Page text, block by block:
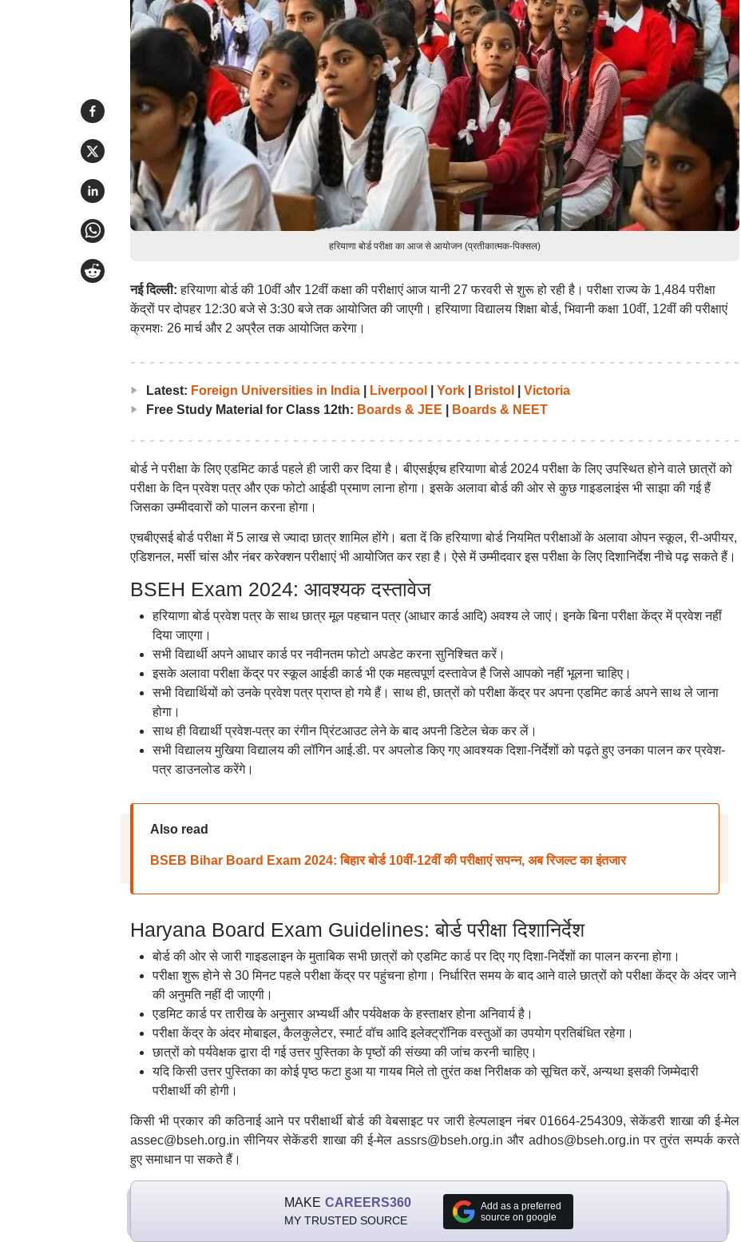
हरियाणा बोर्ड परीक्षा का आज से आयोजन (प्रतीकात्मक-पिक्सल)
नई दिल्ली:हरियाणा बोर्ड की 10वीं और 12वीं कक्षा की परीक्षाएं आज यानी 27 फरवरी से शुरू हो रही है। परीक्षा राज्य के 1,484 परीक्षा
केंद्रों पर दोपहर 12:30 बजे से 3:30 बजे तक आयोजित की जाएगी। हरियाणा विद्यालय शिक्षा बोर्ड, भिवानी कक्षा 10वीं, 12वीं की परीक्षाएं
क्रमशः 26 मार्च और 2 अप्रैल तक आयोजित करेगा।
Latest: Foreign Universities in India Liverpool York Bristol
Victoria
Free Study Material for Class 12th: Boards & JEE Boards & NEET
बोर्ड ने परीक्षा के लिए एडमिट कार्ड पहले ही जारी कर दिया है। बीएसईएच हरियाणा बोर्ड 2024 परीक्षा के लिए उपस्थित होने वाले छात्रों को
परीक्षा के दिन प्रवेश पत्र और एक फोटो आईडी प्रमाण लाना होगा। इसके अलावा बोर्ड की ओर से कुछ गाइडलाइंस भी साझा की गई हैं
जिसका उम्मीदवारों को पालन करना होगा।
एचबीएसई बोर्ड परीक्षा में 5 लाख से ज्यादा छात्र शामिल होंगे। बता दें कि हरियाणा बोर्ड नियमित परीक्षाओं के अलावा ओपन स्कूल, री-अपीयर,
एडिशनल, मर्सी चांस और नंबर करेक्शन परीक्षाएं भी आयोजित कर रहा है। ऐसे में उम्मीदवार इस परीक्षा के लिए दिशानिर्देश नीचे पढ़ सकते हैं।
BSEH Exam 2024: आवश्यक दस्तावेज
हरियाणा बोर्ड प्रवेश पत्र के साथ छात्र मूल पहचान पत्र (आधार कार्ड आदि) अवश्य ले जाएं। इनके बिना परीक्षा केंद्र में प्रवेश नहीं
दिया जाएगा।
सभी विद्यार्थी अपने आधार कार्ड पर नवीनतम फोटो अपडेट करना सुनिश्चित करें।
इसके अलावा परीक्षा केंद्र पर स्कूल आईडी कार्ड भी एक महत्वपूर्ण दस्तावेज है जिसे आपको नहीं भूलना चाहिए।
सभी विद्यार्थियों को उनके प्रवेश पत्र प्राप्त हो गये हैं। साथ ही, छात्रों को परीक्षा केंद्र पर अपना एडमिट कार्ड अपने साथ ले जाना
होगा।
साथ ही विद्यार्थी प्रवेश-पत्र का रंगीन प्रिंटआउट लेने के बाद अपनी डिटेल चेक कर लें।
सभी विद्यालय मुखिया विद्यालय की लॉगिन आई.डी. पर अपलोड किए गए आवश्यक दिशा-निर्देशों को पढ़ते हुए उनका पालन कर प्रवेश-
पत्र डाउनलोड करेंगे।
Also read
BSEB Bihar Board Exam 2024: बिहार बोर्ड 10वीं-12वीं की परीक्षाएं सपन्न, अब रिजल्ट का इंतजार
Haryana Board Exam Guidelines: बोर्ड परीक्षा दिशानिर्देश
बोर्ड की ओर से जारी गाइडलाइन के मुताबिक सभी छात्रों को एडमिट कार्ड पर दिए गए दिशा-निर्देशों का पालन करना होगा।
परीक्षा शुरू होने से 30 मिनट पहले परीक्षा केंद्र पर पहुंचना होगा। निर्धारित समय के बाद आने वाले छात्रों को परीक्षा केंद्र के अंदर जाने
की अनुमति नहीं दी जाएगी।
एडमिट कार्ड पर तारीख के अनुसार अभ्यर्थी और पर्यवेक्षक के हस्ताक्षर होना अनिवार्य है।
परीक्षा केंद्र के अंदर मोबाइल, कैलकुलेटर, स्मार्ट वॉच आदि इलेक्ट्रॉनिक वस्तुओं का उपयोग प्रतिबंधित रहेगा।
छात्रों को पर्यवेक्षक द्वारा दी गई उत्तर पुस्तिका के पृष्ठों की संख्या की जांच करनी चाहिए।
यदि किसी उत्तर पुस्तिका का कोई पृष्ठ फटा हुआ या गायब मिले तो तुरंत कक्ष निरीक्षक को सूचित करें, अन्यथा इसकी जिम्मेदारी
परीक्षार्थी की होगी।
किसी भी प्रकार की कठिनाई आने पर परीक्षार्थी बोर्ड की वेबसाइट पर जारी हेल्पलाइन नंबर 01664-254309, सेकेंडरी शाखा की ई-मेल
assec@bseh.org.in सीनियर सेकेंडरी शाखा की ई-मेल assrs@bseh.org.in और adhos@bseh.org.in पर तुरंत सम्पर्क करते
हुए समाधान पा सकते हैं।
MAKE CAREERS360
MY TRUSTED SOURCE
Add as a preferred
source on google